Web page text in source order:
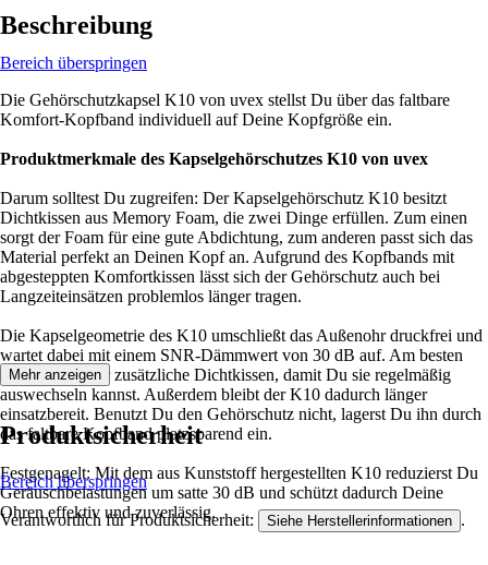
Beschreibung
Bereich überspringen
Die Gehörschutzkapsel K10 von uvex stellst Du über das faltbare
Komfort-Kopfband individuell auf Deine Kopfgröße ein.
Produktmerkmale des Kapselgehörschutzes K10 von uvex
Darum solltest Du zugreifen: Der Kapselgehörschutz K10 besitzt
Dichtkissen aus Memory Foam, die zwei Dinge erfüllen. Zum einen
sorgt der Foam für eine gute Abdichtung, zum anderen passt sich das
Material perfekt an Deinen Kopf an. Aufgrund des Kopfbands mit
abgesteppten Komfortkissen lässt sich der Gehörschutz auch bei
Langzeiteinsätzen problemlos länger tragen.
Die Kapselgeometrie des K10 umschließt das Außenohr druckfrei und
wartet dabei mit einem SNR-Dämmwert von 30 dB auf. Am besten
besorgst Du Dir zusätzliche Dichtkissen, damit Du sie regelmäßig
auswechseln kannst. Außerdem bleibt der K10 dadurch länger
einsatzbereit. Benutzt Du den Gehörschutz nicht, lagerst Du ihn durch
das faltbare Kopfband platzsparend ein.
Festgenagelt: Mit dem aus Kunststoff hergestellten K10 reduzierst Du
Geräuschbelastungen um satte 30 dB und schützt dadurch Deine
Ohren effektiv und zuverlässig.
Mehr anzeigen
Produktsicherheit
Bereich überspringen
Verantwortlich für Produktsicherheit: Siehe Herstellerinformationen .